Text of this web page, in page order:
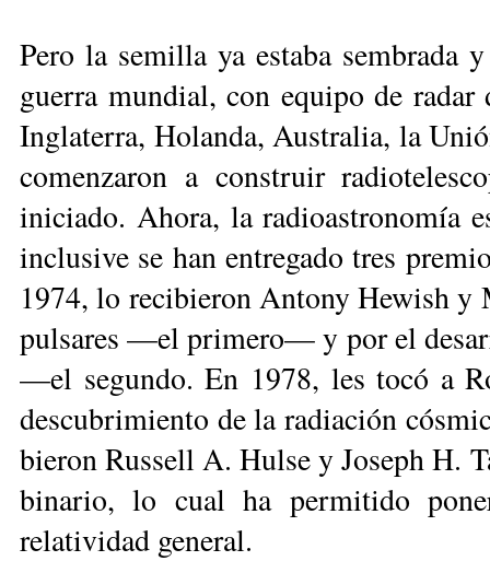
Pero la semilla ya estaba
guerra mundial, con equipo de radar
Inglaterra, Holanda, Aus­tra­lia, la
comenzaron a construir
iniciado. Ahora, la ra­dio­astronomía
inclusive se han en­tregado tres
1974, lo re­ci­bieron Antony Hewish
pul­sares —el primero— y por el
—el segundo. En 1978, les tocó a
des­cu­brimiento de la radiación
bieron Russell A. Hulse y Joseph H.
binario, lo cual ha permitido
relatividad general.